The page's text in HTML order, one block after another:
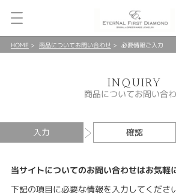
HOME 商品についてお問い合わせ 必要情報ご入力
INQUIRY
商品についてお問い合
入力 確認
当サイトについてのお問い合わせはお気軽
下記の項目に必要な情報を入力してくださ